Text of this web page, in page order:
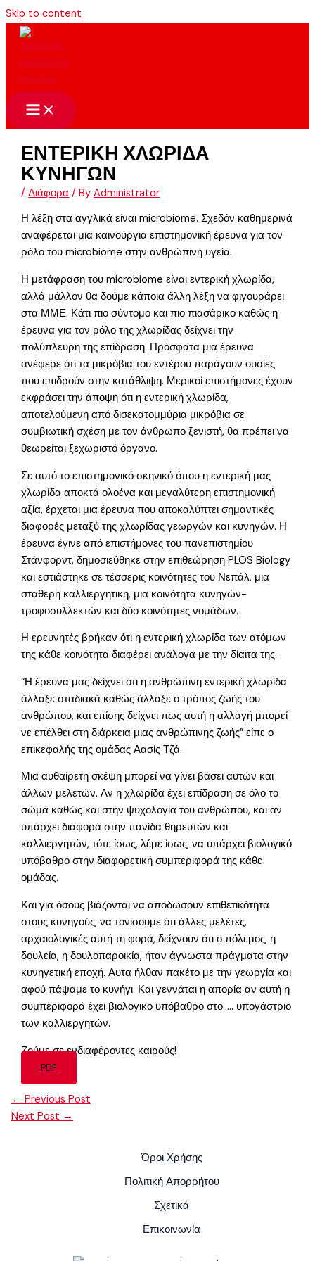
Skip to content
ΕΝΤΕΡΙΚΗ ΧΛΩΡΙΔΑ
ΚΥΝΗΓΩΝ
/Διάφορα / ByAdministrator
Η λέξη στα αγγλικά είναι microbiome. Σχεδόν καθημερινά
αναφέρεται μια καινούργια επιστημονική έρευνα για τον
ρόλο του microbiome στην ανθρώπινη υγεία.
Η μετάφραση του microbiome είναι εντερική χλωρίδα,
αλλά μάλλον θα δούμε κάποια άλλη λέξη να φιγουράρει
στα ΜΜΕ. Κάτι πιο σύντομο και πιο πιασάρικο καθώς η
έρευνα για τον ρόλο της χλωρίδας δείχνει την
πολύπλευρη της επίδραση. Πρόσφατα μια έρευνα
ανέφερε ότι τα μικρόβια του εντέρου παράγουν ουσίες
που επιδρούν στην κατάθλιψη. Μερικοί επιστήμονες έχουν
εκφράσει την άποψη ότι η εντερική χλωρίδα,
αποτελούμενη από δισεκατομμύρια μικρόβια σε
συμβιωτική σχέση με τον άνθρωπο ξενιστή, θα πρέπει να
θεωρείται ξεχωριστό όργανο.
Σε αυτό το επιστημονικό σκηνικό όπου η εντερική μας
χλωρίδα αποκτά ολοένα και μεγαλύτερη επιστημονική
αξία, έρχεται μια έρευνα που αποκαλύπτει σημαντικές
διαφορές μεταξύ της χλωρίδας γεωργών και κυνηγών. Η
έρευνα έγινε από επιστήμονες του πανεπιστημίου
Στάνφορντ, δημοσιεύθηκε στην επιθεώρηση PLOS Biology
και εστιάστηκε σε τέσσερις κοινότητες του Νεπάλ, μια
σταθερή καλλιεργητικη, μια κοινότητα κυνηγών-
τροφοσυλλεκτών και δύο κοινότητες νομάδων.
Η ερευνητές βρήκαν ότι η εντερική χλωρίδα των ατόμων
της κάθε κοινότητα διαφέρει ανάλογα με την δίαιτα της.
“Η έρευνα μας δείχνει ότι η ανθρώπινη εντερική χλωρίδα
άλλαξε σταδιακά καθώς άλλαξε ο τρόπος ζωής του
ανθρώπου, και επίσης δείχνει πως αυτή η αλλαγή μπορεί
νε επέλθει στη διάρκεια μιας ανθρώπινης ζωής” είπε ο
επικεφαλής της ομάδας Αασίς Τζά.
Μια αυθαίρετη σκέψη μπορεί να γίνει βάσει αυτών και
άλλων μελετών. Αν η χλωρίδα έχει επίδραση σε όλο το
σώμα καθώς και στην ψυχολογία του ανθρώπου, και αν
υπάρχει διαφορά στην πανίδα θηρευτών και
καλλιεργητών, τότε ίσως, λέμε ίσως, να υπάρχει βιολογικό
υπόβαθρο στην διαφορετική συμπεριφορά της κάθε
ομάδας.
Και για όσους βιάζονται να αποδώσουν επιθετικότητα
στους κυνηγούς, να τονίσουμε ότι άλλες μελέτες,
αρχαιολογικές αυτή τη φορά, δείχνουν ότι ο πόλεμος, η
δουλεία, η δουλοπαροικία, ήταν άγνωστα πράγματα στην
κυνηγετική εποχή. Αυτα ήλθαν πακέτο με την γεωργία και
αφού πάψαμε το κυνήγι. Και γεννάται η απορία αν αυτή η
συμπεριφορά έχει βιολογικο υπόβαθρο στο….. υπογάστριο
των καλλιεργητών.
Ζούμε σε ενδιαφέροντες καιρούς!
PDF
← Previous Post
Next Post →
Όροι Χρήσης
Πολιτική Απορρήτου
Σχετικά
Επικοινωνία